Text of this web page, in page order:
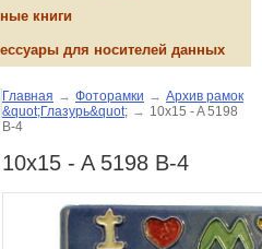
книги
для носителей данных
Главная → Фоторамки → Архив рамок
&quot;Глазурь&quot; → 10x15 - A 5198
B-4
10x15 - A 5198 B-4